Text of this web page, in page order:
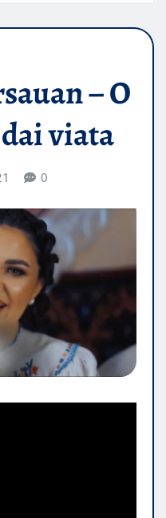
– O
viata
0